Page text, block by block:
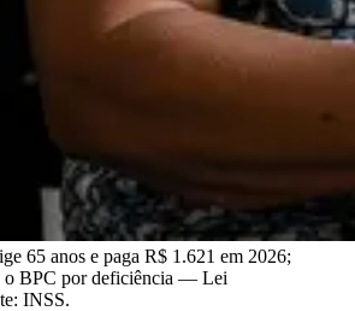
65 anos e paga R$ 1.621 em 2026;
o BPC por deficiência — Lei
INSS.